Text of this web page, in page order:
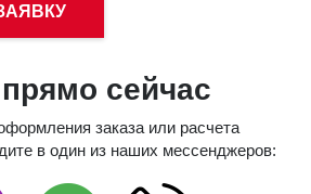
сейчас
заказа или расчета
в один из наших мессенджеров: